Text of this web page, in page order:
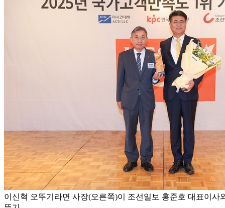
이신혁 오뚜기라면 사장(오른쪽)이 조선일보 홍준호 대표이사